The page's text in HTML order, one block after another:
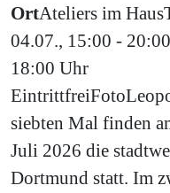
OrtAteliers im Haus
04.07., 15:00 -
18:00 Uhr
EintrittfreiFoto
siebten Mal finden
Juli 2026 die
Dortmund statt. Im